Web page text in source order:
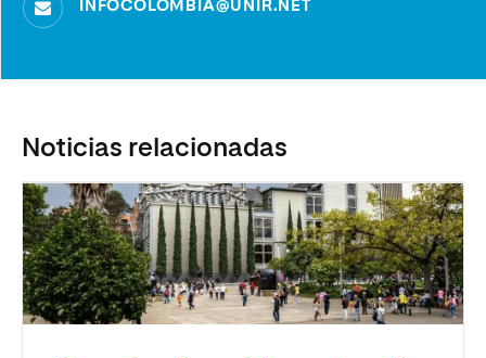
INFOCOLOMBIA@UNIR.NET
Noticias relacionadas